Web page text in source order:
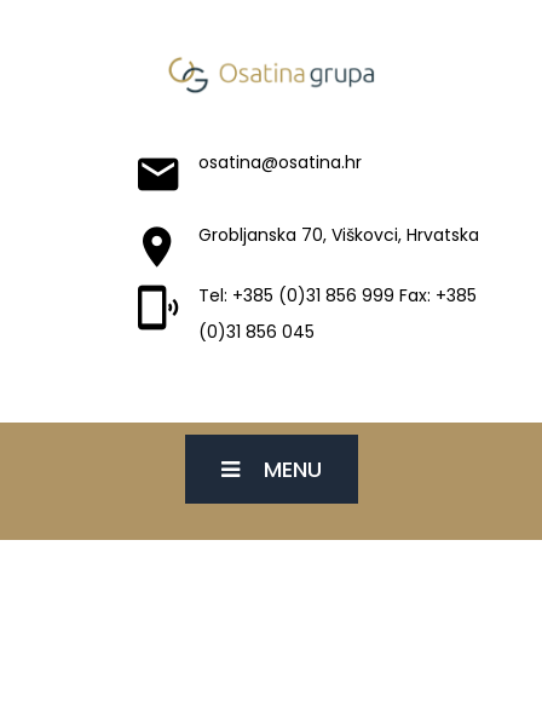
osatina@osatina.hr
Grobljanska 70, Viškovci, Hrvatska
Tel: +385 (0)31 856 999 Fax: +385
(0)31 856 045
MENU